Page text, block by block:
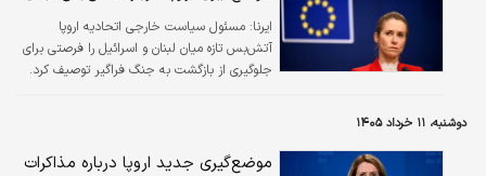
ایرنا: مسئول سیاست خارجی اتحادیه اروپا
آتش‌بس تازه میان لبنان و اسرائیل را فرصتی برای
جلوگیری از بازگشت به جنگ فراگیر توصیف کرد.
دوشنبه، ۱۱ خرداد ۱۴۰۵
موضع‌گیری جدید اروپا درباره مذاکرات